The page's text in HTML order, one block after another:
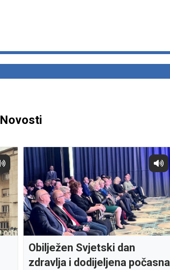
Novosti
Obilježen Svjetski dan
zdravlja i dodijeljena počasna